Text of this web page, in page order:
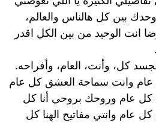
بين كل هالناس والعالم،
انت الوحيد من بين الكل اقدر
كل، وأنت، العام، وأفراحه.
عام وانت سماحة العشق كل عام
عام وروحك بروحي أنا كل
عام وانتي مفاتيح الهنا كل